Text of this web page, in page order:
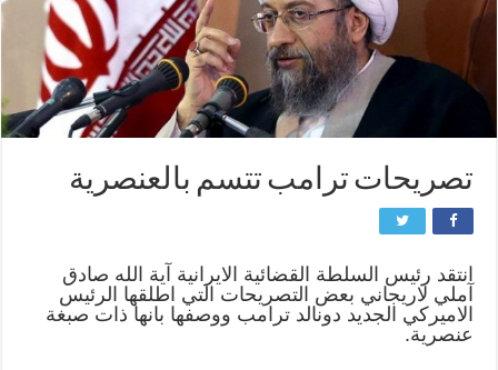
تصريحات ترامب تتسم بالعنصرية
انتقد رئيس السلطة القضائية الايرانية آية الله صادق
آملي لاريجاني بعض التصريحات التي اطلقها الرئيس
الاميركي الجديد دونالد ترامب ووصفها بانها ذات صبغة
عنصرية.